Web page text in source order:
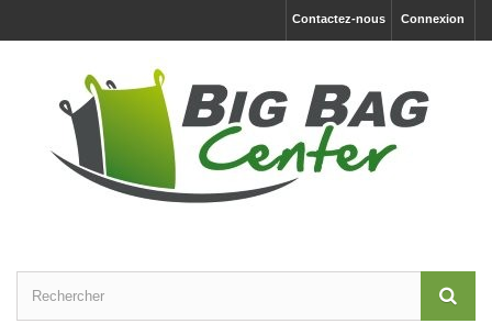
Connexion
Contactez-nous